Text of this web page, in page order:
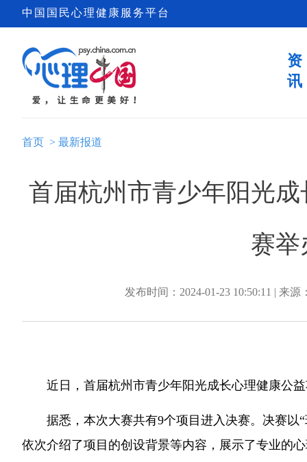
中国国民心理健康服务平台
资
讯
首页 > 最新报道
首届杭州市青少年阳光
赛举
发布时间：2024-01-23 10:50:11 | 来
近日，首届杭州市青少年阳光成长心理健康公
据悉，本次大赛共有9个项目进入决赛。决赛以
依次介绍了项目的创设背景等内容，展示了专业的